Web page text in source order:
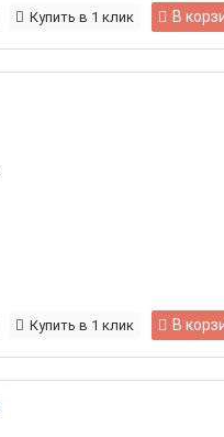
В
Купить в 1 клик
В
Купить в 1 клик